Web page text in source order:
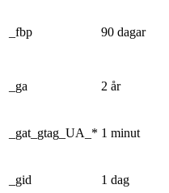
_fbp 90 dagar
_ga 2 år
_gat_gtag_UA_* 1 minut
_gid 1 dag